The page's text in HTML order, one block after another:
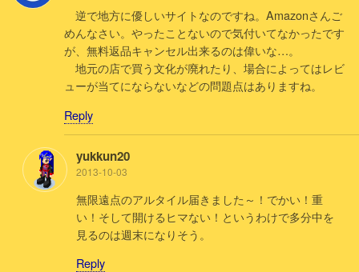
逆で地方に優しいサイトなのですね。Amazonさんご
めんなさい。やったことないので気付いてなかったです
が、無料返品キャンセル出来るのは偉いな…。
地元の店で買う文化が廃れたり、場合によってはレビ
ューが当てにならないなどの問題点はありますね。
Reply
yukkun20
2013-10-03
無限遠点のアルタイル届きました～！でかい！重
い！そして開けるヒマない！というわけで多分中を
見るのは週末になりそう。
Reply